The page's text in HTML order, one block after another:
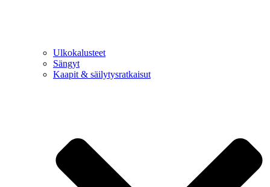
Ulkokalusteet
Sängyt
Kaapit & säilytysratkaisut